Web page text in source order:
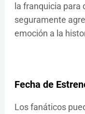
la franquicia para
seguramente
emoción a la
Fecha de
Los fanáticos